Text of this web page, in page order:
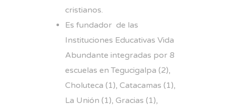
cristianos.
Es fundador de las
Instituciones Educativas Vida
Abundante integradas por 8
escuelas en Tegucigalpa (2),
Choluteca (1), Catacamas (1),
La Unión (1), Gracias (1),